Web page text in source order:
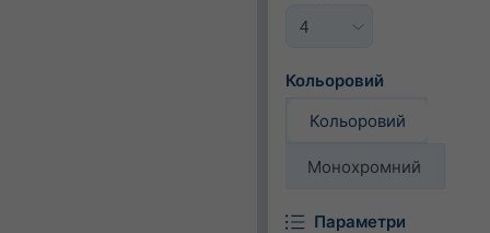
Кольоровий
Кольоровий
Монохромний
Параметри